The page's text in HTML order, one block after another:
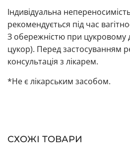
Індивідуальна
рекомендується під час
З обережністю при цукровому
цукор). Перед застосуванням
консультація з лікарем.
*Не є лікарським засобом.
СХОЖІ ТОВАРИ